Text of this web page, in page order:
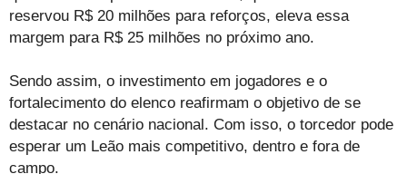
reservou R$ 20 milhões para reforços, eleva essa
margem para R$ 25 milhões no próximo ano.
Sendo assim, o investimento em jogadores e o
fortalecimento do elenco reafirmam o objetivo de se
destacar no cenário nacional. Com isso, o torcedor pode
esperar um Leão mais competitivo, dentro e fora de
campo.